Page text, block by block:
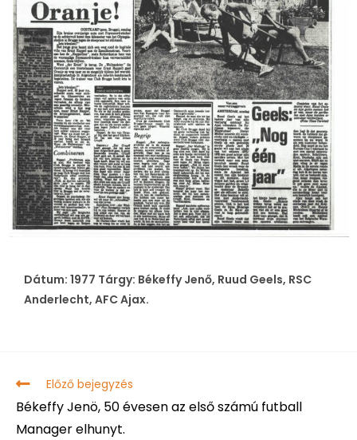
Dátum: 1977 Tárgy: Békeffy Jenő, Ruud Geels, RSC
Anderlecht, AFC Ajax.
Előző bejegyzés
Békeffy Jenö, 50 évesen az első számú futball
Manager elhunyt.